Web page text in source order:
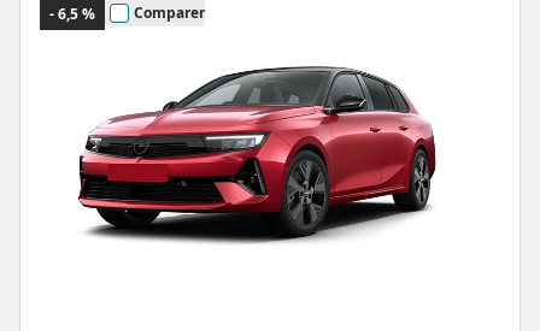
- 6,5 % Comparer